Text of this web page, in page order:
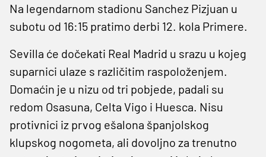
Na legendarnom stadionu Sanchez Pizjuan u
subotu od 16:15 pratimo derbi 12. kola Primere.
Sevilla će dočekati Real Madrid u srazu u kojeg
suparnici ulaze s različitim raspoloženjem.
Domaćin je u nizu od tri pobjede, padali su
redom Osasuna, Celta Vigo i Huesca. Nisu
protivnici iz prvog ešalona španjolskog
klupskog nogometa, ali dovoljno za trenutno